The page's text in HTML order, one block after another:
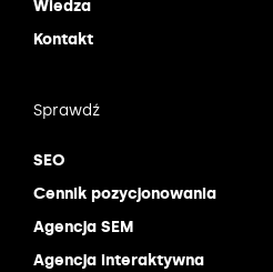
Wiedza
Kontakt
Sprawdź
SEO
Cennik pozycjonowania
Agencja SEM
Agencja interaktywna